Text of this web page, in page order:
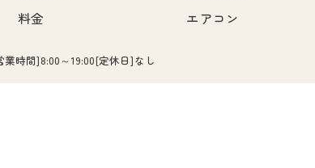
業時間]8:00～19:00[定休日]なし
料金
エアコン
© 2026 熊本のハウスクリーニングな